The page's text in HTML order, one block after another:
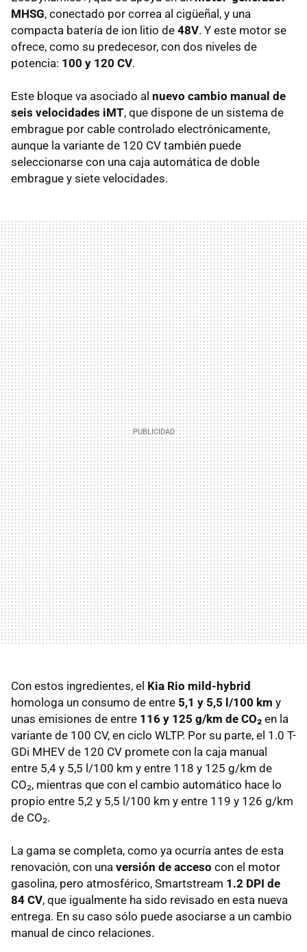
MHSG, conectado por correa al cigüeñal, y una
compacta batería de ion litio de 48V. Y este motor se
ofrece, como su predecesor, con dos niveles de
potencia: 100 y 120 CV.
Este bloque va asociado al nuevo cambio manual de
seis velocidades iMT, que dispone de un sistema de
embrague por cable controlado electrónicamente,
aunque la variante de 120 CV también puede
seleccionarse con una caja automática de doble
embrague y siete velocidades.
Con estos ingredientes, el Kia Rio mild-hybrid
homologa un consumo de entre 5,1 y 5,5 l/100 km y
unas emisiones de entre 116 y 125 g/km de CO₂ en la
variante de 100 CV, en ciclo WLTP. Por su parte, el 1.0 T-
GDi MHEV de 120 CV promete con la caja manual
entre 5,4 y 5,5 l/100 km y entre 118 y 125 g/km de
CO₂, mientras que con el cambio automático hace lo
propio entre 5,2 y 5,5 l/100 km y entre 119 y 126 g/km
de CO₂.
La gama se completa, como ya ocurría antes de esta
renovación, con una versión de acceso con el motor
gasolina, pero atmosférico, Smartstream 1.2 DPI de
84 CV, que igualmente ha sido revisado en esta nueva
entrega. En su caso sólo puede asociarse a un cambio
manual de cinco relaciones.